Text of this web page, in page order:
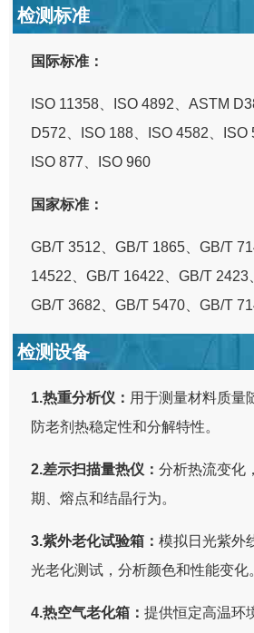
检测标准
国际标准：
ISO 11358、ISO 4892、ASTM
D572、ISO 188、ISO 4582、ISO
ISO 877、ISO 960
国家标准：
GB/T 3512、GB/T 1865、GB/T
14522、GB/T 16422、GB/T 2423
GB/T 3682、GB/T 5470、GB/T
检测设备
1.热重分析仪： 用于测量材料质量
防老剂热稳定性和分解特性。
2.差示扫描量热仪：分析热流变化
期、熔点和结晶行为。
3.紫外老化试验箱：模拟日光紫外
光老化测试，分析颜色和性能变化
4.热空气老化箱：提供恒定高温环